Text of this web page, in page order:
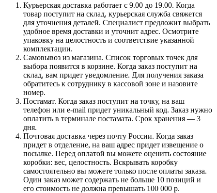
Курьерская доставка работает с 9.00 до 19.00. Когда
товар поступит на склад, курьерская служба свяжется
для уточнения деталей. Специалист предложит выбрать
удобное время доставки и уточнит адрес. Осмотрите
упаковку на целостность и соответствие указанной
комплектации.
Самовывоз из магазина. Список торговых точек для
выбора появится в корзине. Когда заказ поступит на
склад, вам придет уведомление. Для получения заказа
обратитесь к сотруднику в кассовой зоне и назовите
номер.
Постамат. Когда заказ поступит на точку, на ваш
телефон или e-mail придет уникальный код. Заказ нужно
оплатить в терминале постамата. Срок хранения — 3
дня.
Почтовая доставка через почту России. Когда заказ
придет в отделение, на ваш адрес придет извещение о
посылке. Перед оплатой вы можете оценить состояние
коробки: вес, целостность. Вскрывать коробку
самостоятельно вы можете только после оплаты заказа.
Один заказ может содержать не больше 10 позиций и
его стоимость не должна превышать 100 000 р.